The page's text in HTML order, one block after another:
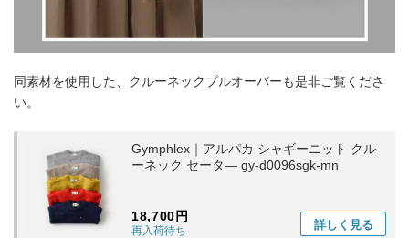
同素材を使用した、クルーネックプルオーバーも是非ご覧くださ
い。
Gymphlex｜アルパカ シャギーニット クル
ーネック セータ― gy-d0096sgk-mn
18,700円
再入荷待ち 詳しく 見る